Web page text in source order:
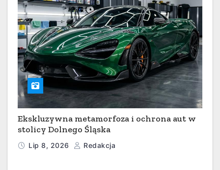
Ekskluzywna metamorfoza i ochrona aut w
stolicy Dolnego Śląska
Lip 8, 2026 Redakcja